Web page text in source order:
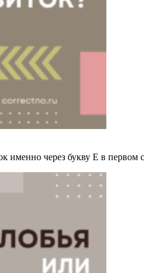
именно через букву Е в первом